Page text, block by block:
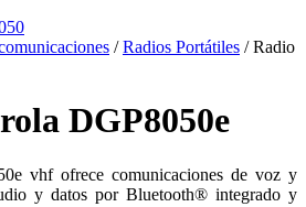
/Radios Portátiles / Radio
DGP8050e
vhf ofrece comunicaciones de voz y
y datos por Bluetooth® integrado y